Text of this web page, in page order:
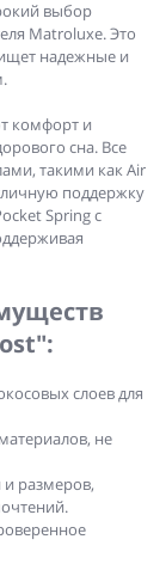
выбор
Matroluxe. Это
ищет надежные и
комфорт и
сна. Все
такими как Air
поддержку
Spring с
слоев для
не
и размеров,